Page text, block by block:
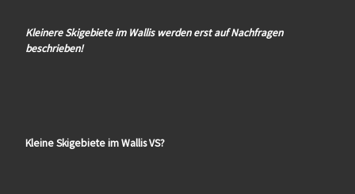
Kleinere Skigebiete im Wallis werden erst auf Nachfragen
beschrieben!
Kleine Skigebiete im Wallis VS?